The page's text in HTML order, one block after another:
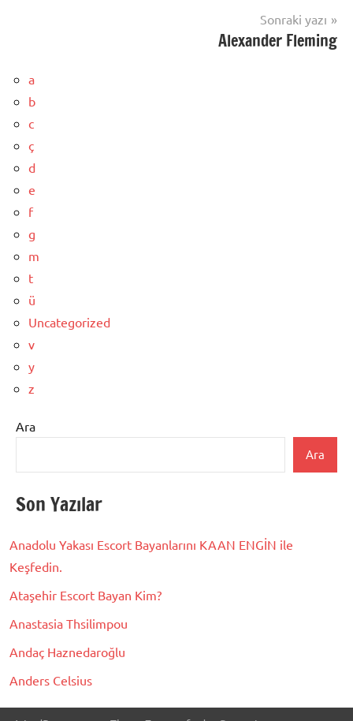
Sonraki yazı
Alexander Fleming
a
b
c
ç
d
e
f
g
m
t
ü
Uncategorized
v
y
z
Ara
Ara
Son Yazılar
Anadolu Yakası Escort Bayanlarını KAAN ENGİN ile
Keşfedin.
Ataşehir Escort Bayan Kim?
Anastasia Thsilimpou
Andaç Haznedaroğlu
Anders Celsius